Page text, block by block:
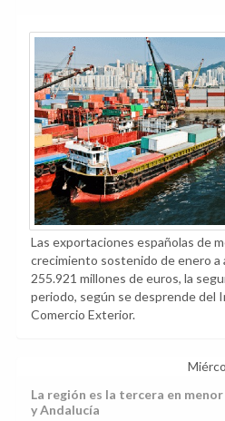
Las exportaciones españolas de
crecimiento sostenido de enero a
255.921 millones de euros, la
periodo, según se desprende del
Comercio Exterior.
La región es la tercera en
y Andalucía